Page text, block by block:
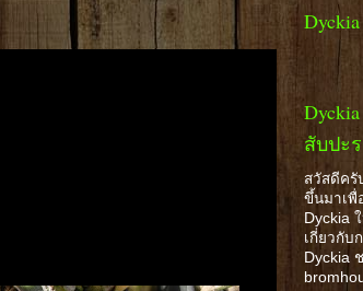
Dyckia
สับปะ
สวัสดีครั
ขึ้นมาเพื่
Dyckia
เกี่ยวกับ
Dyckia